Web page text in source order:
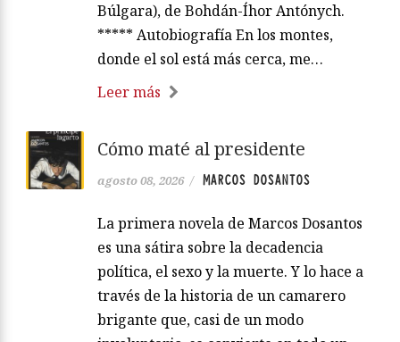
Búlgara), de Bohdán-Íhor Antónych.
***** Autobiografía En los montes,
donde el sol está más cerca, me…
Leer más
Cómo maté al presidente
agosto 08, 2026 / MARCOS DOSANTOS
La primera novela de Marcos Dosantos
es una sátira sobre la decadencia
política, el sexo y la muerte. Y lo hace a
través de la historia de un camarero
brigante que, casi de un modo